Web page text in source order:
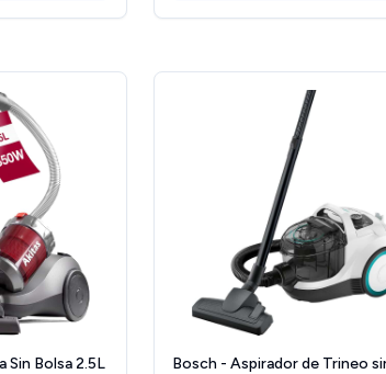
Sin Bolsa 2.5L
Bosch - Aspirador de Trineo